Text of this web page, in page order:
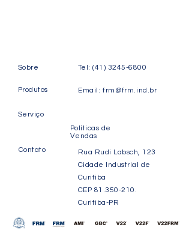
Sobre Tel:(41) 3245-6800
Produtos Email:frm@frm.ind.br
Serviço
Políticas de
Vendas
Contato
Rua Rudi Labsch, 123
Cidade Industrial de
Curitiba
CEP 81.350-210 .
Curitiba-PR